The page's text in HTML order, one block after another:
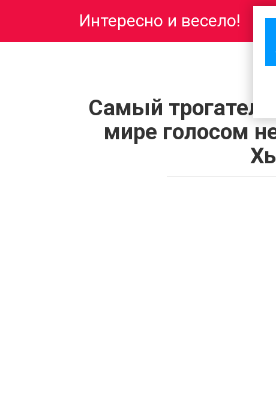
Интересно и весело!
Самый
мире голосом